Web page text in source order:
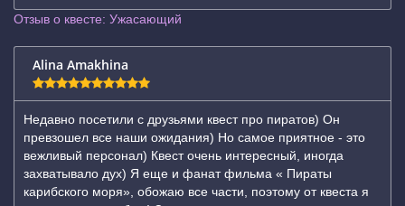
Отзыв о квесте: Ужасающий
Alina Amakhina
Недавно посетили с друзьями квест про пиратов) Он
превзошел все наши ожидания) Но самое приятное - это
вежливый персонал) Квест очень интересный, иногда
захватывало дух) Я еще и фанат фильма « Пираты
карибского моря», обожаю все части, поэтому от квеста я